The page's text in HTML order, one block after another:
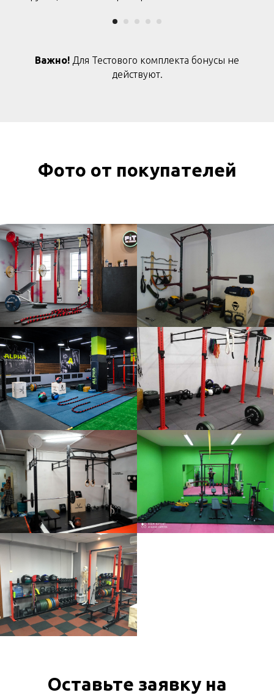
Важно! Для Тестового комплекта бонусы не
действуют.
Фото от покупателей
Оставьте заявку на